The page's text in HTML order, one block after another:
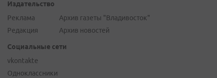
Издательство
Реклама
Редакция
Архив газеты "Владивосток"
Архив новостей
Социальные сети
vkontakte
Одноклассники